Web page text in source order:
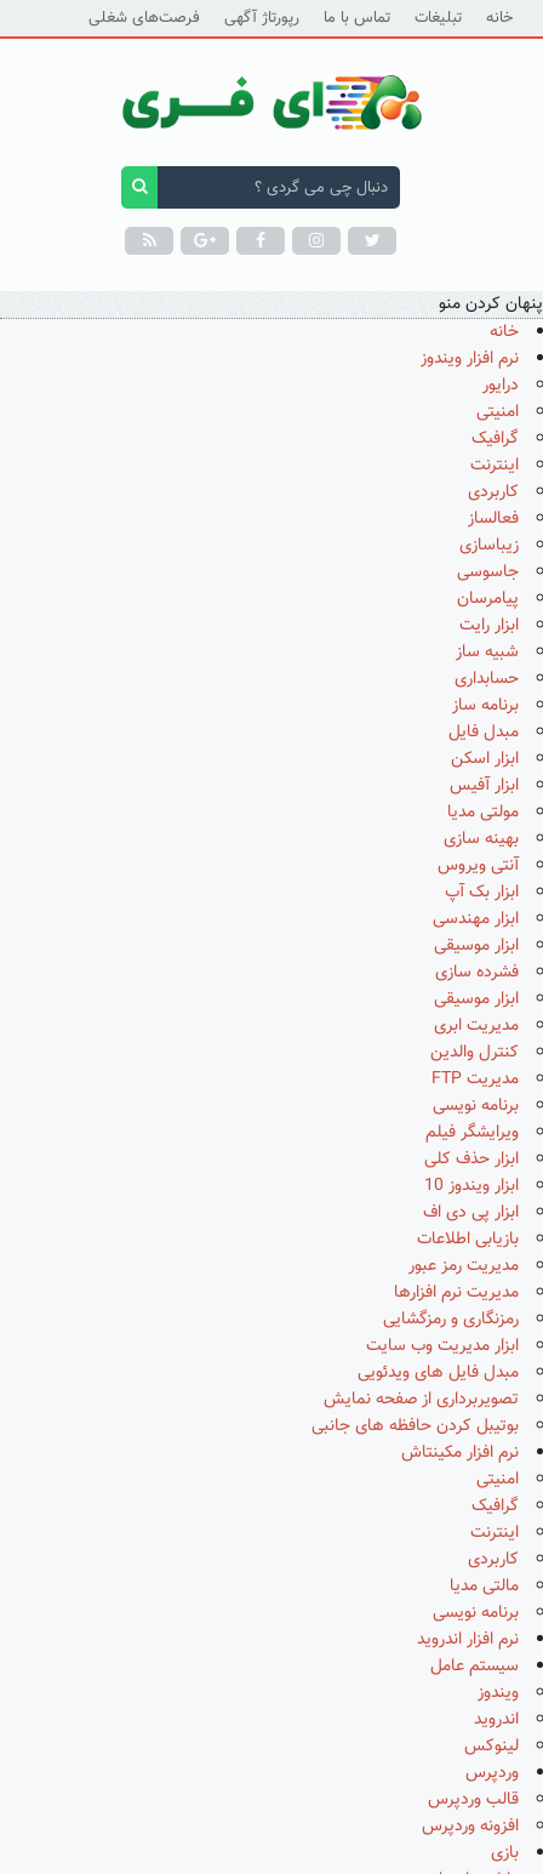
خانه تبلیغات تماس با ما رپورتاژ آگهی فرصت‌های شغلی
پنهان کردن منو
خانه
نرم افزار ویندوز
درایور
امنیتی
گرافیک
اینترنت
کاربردی
فعالساز
زیباسازی
جاسوسی
پیامرسان
ابزار رایت
شبیه ساز
حسابداری
برنامه ساز
مبدل فایل
ابزار اسکن
ابزار آفیس
مولتی مدیا
بهینه سازی
آنتی ویروس
ابزار بک آپ
ابزار مهندسی
ابزار موسیقی
فشرده سازی
ابزار موسیقی
مدیریت ابری
کنترل والدین
مدیریت FTP
برنامه نویسی
ویرایشگر فیلم
ابزار حذف کلی
ابزار ویندوز 10
ابزار پی دی اف
بازیابی اطلاعات
مدیریت رمز عبور
مدیریت نرم افزارها
رمزنگاری و رمزگشایی
ابزار مدیریت وب سایت
مبدل فایل های ویدئویی
تصویربرداری از صفحه نمایش
بوتیبل کردن حافظه های جانبی
نرم افزار مکینتاش
امنیتی
گرافیک
اینترنت
کاربردی
مالتی مدیا
برنامه نویسی
نرم افزار اندروید
سیستم عامل
ویندوز
اندروید
لینوکس
وردپرس
قالب وردپرس
افزونه وردپرس
بازی